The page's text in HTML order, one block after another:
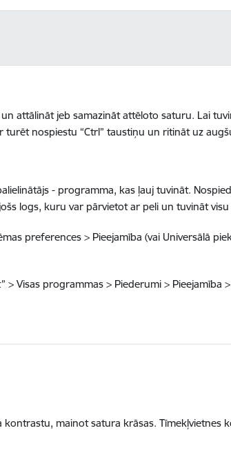
attālināt jeb samazināt attēloto saturu. Lai
turēt nospiestu “Ctrl” taustiņu un ritināt uz
- programma, kas ļauj tuvināt.
logs, kuru var pārvietot ar peli un tuvināt
preferences > Pieejamība (vai Universālā
> Visas programmas > Piederumi > Pieejamība
mainot satura krāsas. Tīmekļvietnes